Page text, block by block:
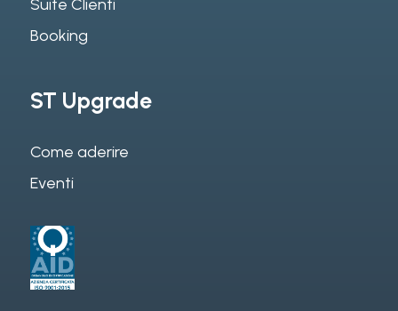
Suite Clienti
Booking
ST Upgrade
Come aderire
Eventi